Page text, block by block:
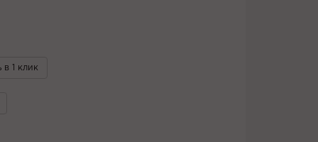
в 1 клик